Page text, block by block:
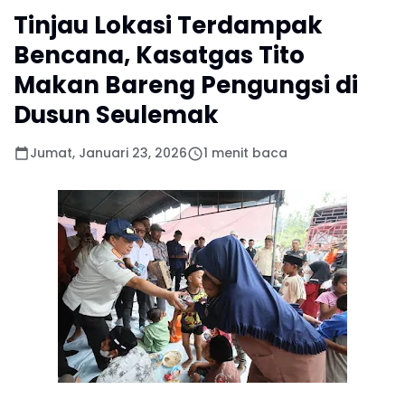
Tinjau Lokasi Terdampak
Bencana, Kasatgas Tito
Makan Bareng Pengungsi di
Dusun Seulemak
Jumat, Januari 23, 2026 1 menit baca